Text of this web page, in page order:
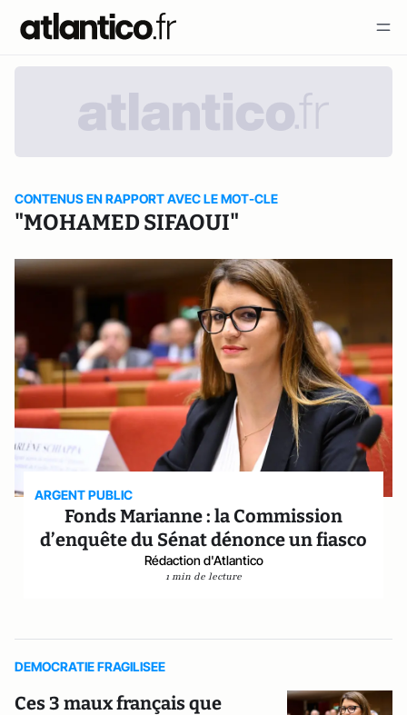
CONTENUS EN RAPPORT AVEC LE MOT-CLE
"MOHAMED SIFAOUI"
ARGENT PUBLIC
Fonds Marianne : la Commission
d’enquête du Sénat dénonce un fiasco
Rédaction d'Atlantico
1 min de lecture
DEMOCRATIE FRAGILISEE
Ces 3 maux français que